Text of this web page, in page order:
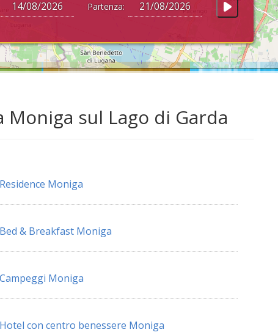
Partenza:
sul Lago di Garda
Residence Moniga
Bed & Breakfast Moniga
Campeggi Moniga
Hotel con centro benessere Moniga